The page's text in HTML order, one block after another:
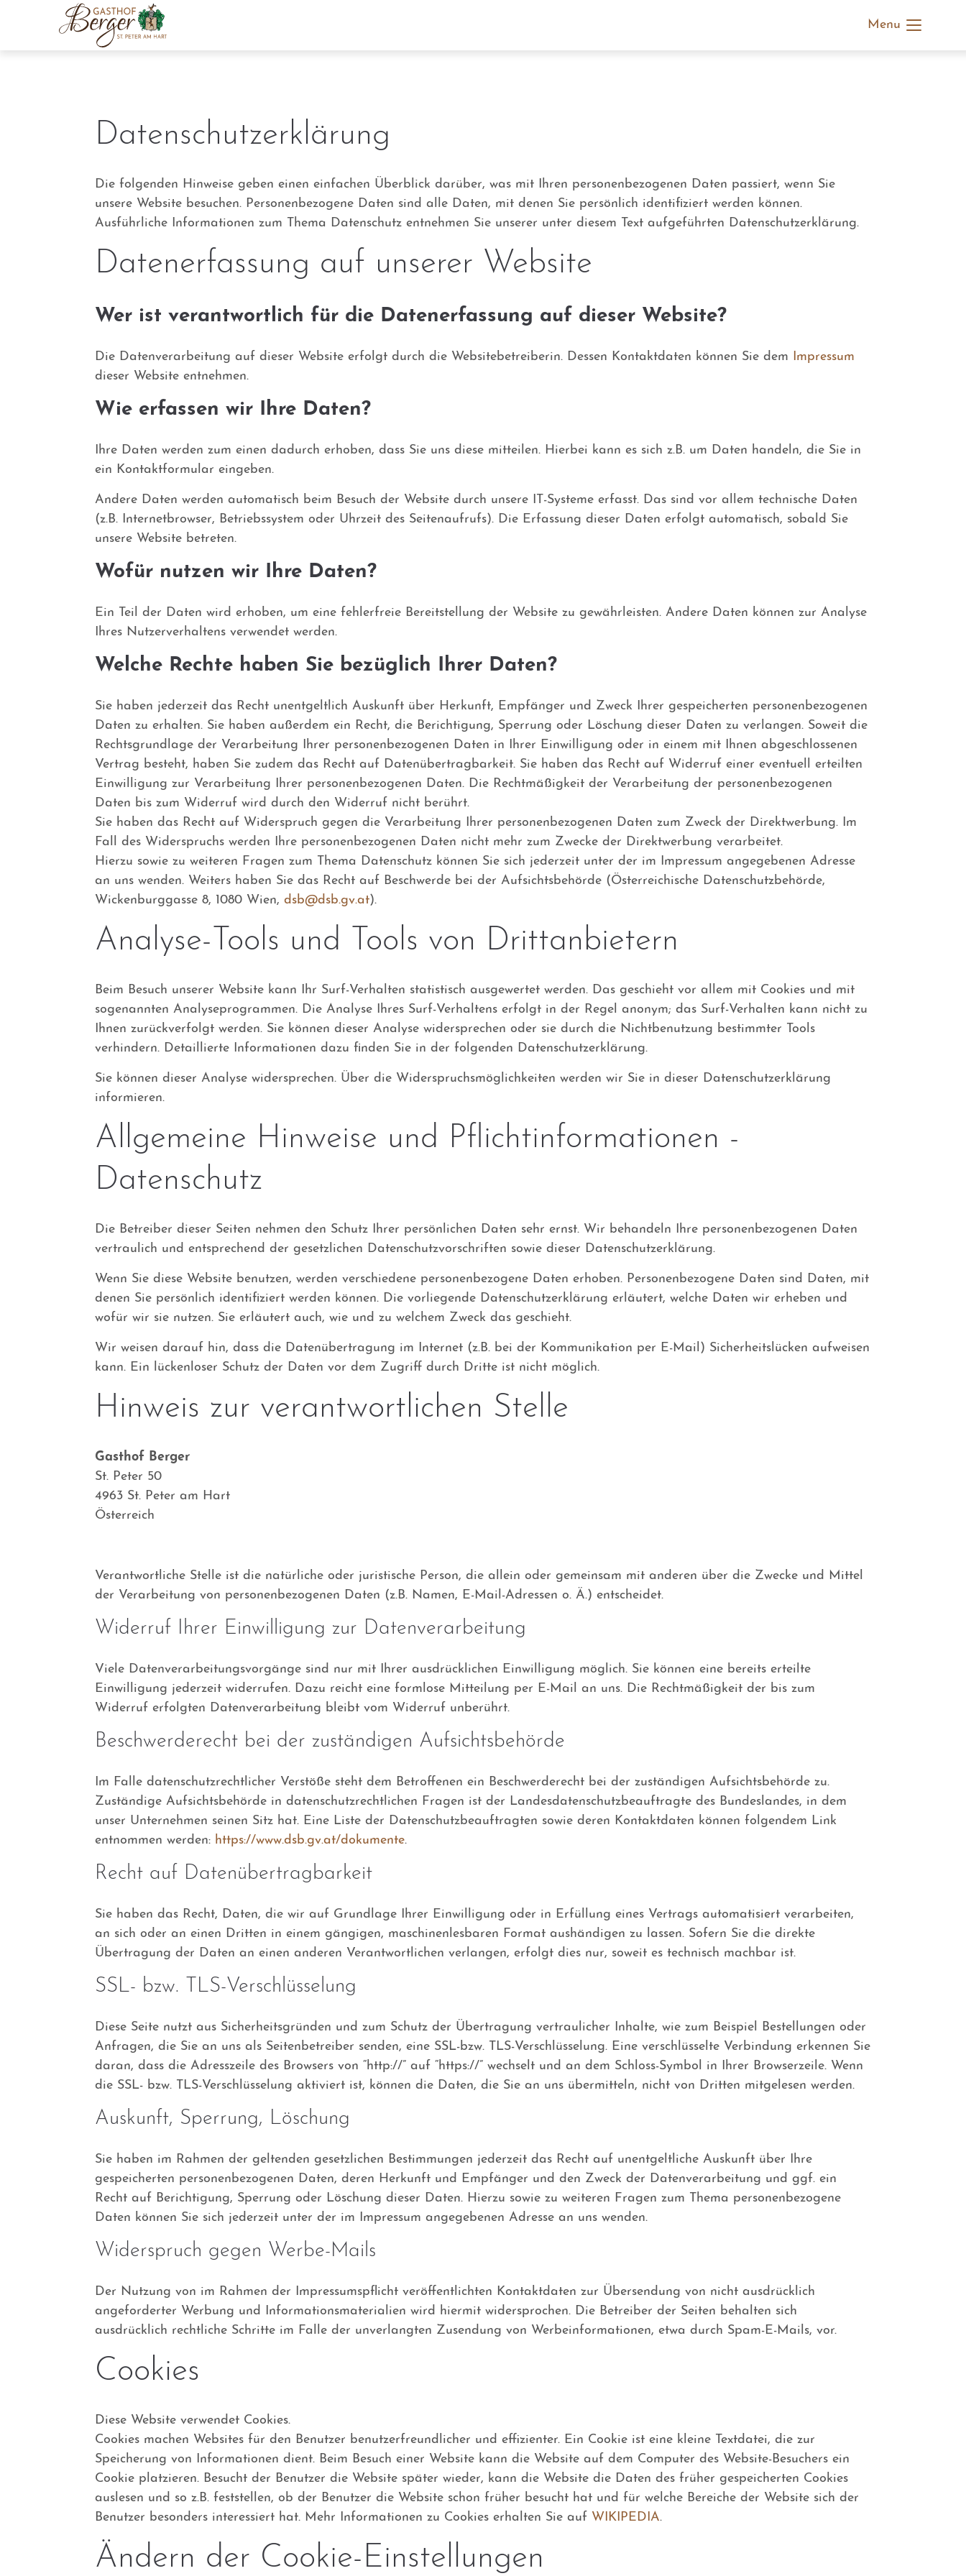
Der Eintrag "offcanvas-col1" existiert
Menu
Datenschutzerklärung
Die folgenden Hinweise geben einen einfachen Überblick darüber, was mit Ihren personenbezogenen Daten passiert, wenn Sie
unsere Website besuchen. Personenbezogene Daten sind alle Daten, mit denen Sie persönlich identifiziert werden können.
Ausführliche Informationen zum Thema Datenschutz entnehmen Sie unserer unter diesem Text aufgeführten Datenschutzerklärung.
Datenerfassung auf unserer Website
Wer ist verantwortlich für die Datenerfassung auf dieser Website?
Die Datenverarbeitung auf dieser Website erfolgt durch die Websitebetreiberin. Dessen Kontaktdaten können Sie dem Impressum
dieser Website entnehmen.
Wie erfassen wir Ihre Daten?
Ihre Daten werden zum einen dadurch erhoben, dass Sie uns diese mitteilen. Hierbei kann es sich z.B. um Daten handeln, die Sie in
ein Kontaktformular eingeben.
Andere Daten werden automatisch beim Besuch der Website durch unsere IT-Systeme erfasst. Das sind vor allem technische Daten
(z.B. Internetbrowser, Betriebssystem oder Uhrzeit des Seitenaufrufs). Die Erfassung dieser Daten erfolgt automatisch, sobald Sie
unsere Website betreten.
Wofür nutzen wir Ihre Daten?
Ein Teil der Daten wird erhoben, um eine fehlerfreie Bereitstellung der Website zu gewährleisten. Andere Daten können zur Analyse
Ihres Nutzerverhaltens verwendet werden.
Welche Rechte haben Sie bezüglich Ihrer Daten?
Sie haben jederzeit das Recht unentgeltlich Auskunft über Herkunft, Empfänger und Zweck Ihrer gespeicherten personenbezogenen
Daten zu erhalten. Sie haben außerdem ein Recht, die Berichtigung, Sperrung oder Löschung dieser Daten zu verlangen. Soweit die
Rechtsgrundlage der Verarbeitung Ihrer personenbezogenen Daten in Ihrer Einwilligung oder in einem mit Ihnen abgeschlossenen
Vertrag besteht, haben Sie zudem das Recht auf Datenübertragbarkeit. Sie haben das Recht auf Widerruf einer eventuell erteilten
Einwilligung zur Verarbeitung Ihrer personenbezogenen Daten. Die Rechtmäßigkeit der Verarbeitung der personenbezogenen
Daten bis zum Widerruf wird durch den Widerruf nicht berührt.
Sie haben das Recht auf Widerspruch gegen die Verarbeitung Ihrer personenbezogenen Daten zum Zweck der Direktwerbung. Im
Fall des Widerspruchs werden Ihre personenbezogenen Daten nicht mehr zum Zwecke der Direktwerbung verarbeitet.
Hierzu sowie zu weiteren Fragen zum Thema Datenschutz können Sie sich jederzeit unter der im Impressum angegebenen Adresse
an uns wenden. Weiters haben Sie das Recht auf Beschwerde bei der Aufsichtsbehörde (Österreichische Datenschutzbehörde,
Wickenburggasse 8, 1080 Wien, dsb@dsb.gv.at).
Analyse-Tools und Tools von Drittanbietern
Beim Besuch unserer Website kann Ihr Surf-Verhalten statistisch ausgewertet werden. Das geschieht vor allem mit Cookies und mit
sogenannten Analyseprogrammen. Die Analyse Ihres Surf-Verhaltens erfolgt in der Regel anonym; das Surf-Verhalten kann nicht zu
Ihnen zurückverfolgt werden. Sie können dieser Analyse widersprechen oder sie durch die Nichtbenutzung bestimmter Tools
verhindern. Detaillierte Informationen dazu finden Sie in der folgenden Datenschutzerklärung.
Sie können dieser Analyse widersprechen. Über die Widerspruchsmöglichkeiten werden wir Sie in dieser Datenschutzerklärung
informieren.
Allgemeine Hinweise und Pflichtinformationen -
Datenschutz
Die Betreiber dieser Seiten nehmen den Schutz Ihrer persönlichen Daten sehr ernst. Wir behandeln Ihre personenbezogenen Daten
vertraulich und entsprechend der gesetzlichen Datenschutzvorschriften sowie dieser Datenschutzerklärung.
Wenn Sie diese Website benutzen, werden verschiedene personenbezogene Daten erhoben. Personenbezogene Daten sind Daten, mit
denen Sie persönlich identifiziert werden können. Die vorliegende Datenschutzerklärung erläutert, welche Daten wir erheben und
wofür wir sie nutzen. Sie erläutert auch, wie und zu welchem Zweck das geschieht.
Wir weisen darauf hin, dass die Datenübertragung im Internet (z.B. bei der Kommunikation per E-Mail) Sicherheitslücken aufweisen
kann. Ein lückenloser Schutz der Daten vor dem Zugriff durch Dritte ist nicht möglich.
Hinweis zur verantwortlichen Stelle
Gasthof Berger
St. Peter 50
4963 St. Peter am Hart
Österreich
Verantwortliche Stelle ist die natürliche oder juristische Person, die allein oder gemeinsam mit anderen über die Zwecke und Mittel
der Verarbeitung von personenbezogenen Daten (z.B. Namen, E-Mail-Adressen o. Ä.) entscheidet.
Widerruf Ihrer Einwilligung zur Datenverarbeitung
Viele Datenverarbeitungsvorgänge sind nur mit Ihrer ausdrücklichen Einwilligung möglich. Sie können eine bereits erteilte
Einwilligung jederzeit widerrufen. Dazu reicht eine formlose Mitteilung per E-Mail an uns. Die Rechtmäßigkeit der bis zum
Widerruf erfolgten Datenverarbeitung bleibt vom Widerruf unberührt.
Beschwerderecht bei der zuständigen Aufsichtsbehörde
Im Falle datenschutzrechtlicher Verstöße steht dem Betroffenen ein Beschwerderecht bei der zuständigen Aufsichtsbehörde zu.
Zuständige Aufsichtsbehörde in datenschutzrechtlichen Fragen ist der Landesdatenschutzbeauftragte des Bundeslandes, in dem
unser Unternehmen seinen Sitz hat. Eine Liste der Datenschutzbeauftragten sowie deren Kontaktdaten können folgendem Link
entnommen werden: https://www.dsb.gv.at/dokumente.
Recht auf Datenübertragbarkeit
Sie haben das Recht, Daten, die wir auf Grundlage Ihrer Einwilligung oder in Erfüllung eines Vertrags automatisiert verarbeiten,
an sich oder an einen Dritten in einem gängigen, maschinenlesbaren Format aushändigen zu lassen. Sofern Sie die direkte
Übertragung der Daten an einen anderen Verantwortlichen verlangen, erfolgt dies nur, soweit es technisch machbar ist.
SSL- bzw. TLS-Verschlüsselung
Diese Seite nutzt aus Sicherheitsgründen und zum Schutz der Übertragung vertraulicher Inhalte, wie zum Beispiel Bestellungen oder
Anfragen, die Sie an uns als Seitenbetreiber senden, eine SSL-bzw. TLS-Verschlüsselung. Eine verschlüsselte Verbindung erkennen Sie
daran, dass die Adresszeile des Browsers von “http://” auf “https://” wechselt und an dem Schloss-Symbol in Ihrer Browserzeile. Wenn
die SSL- bzw. TLS-Verschlüsselung aktiviert ist, können die Daten, die Sie an uns übermitteln, nicht von Dritten mitgelesen werden.
Auskunft, Sperrung, Löschung
Sie haben im Rahmen der geltenden gesetzlichen Bestimmungen jederzeit das Recht auf unentgeltliche Auskunft über Ihre
gespeicherten personenbezogenen Daten, deren Herkunft und Empfänger und den Zweck der Datenverarbeitung und ggf. ein
Recht auf Berichtigung, Sperrung oder Löschung dieser Daten. Hierzu sowie zu weiteren Fragen zum Thema personenbezogene
Daten können Sie sich jederzeit unter der im Impressum angegebenen Adresse an uns wenden.
Widerspruch gegen Werbe-Mails
Der Nutzung von im Rahmen der Impressumspflicht veröffentlichten Kontaktdaten zur Übersendung von nicht ausdrücklich
angeforderter Werbung und Informationsmaterialien wird hiermit widersprochen. Die Betreiber der Seiten behalten sich
ausdrücklich rechtliche Schritte im Falle der unverlangten Zusendung von Werbeinformationen, etwa durch Spam-E-Mails, vor.
Cookies
Diese Website verwendet Cookies.
Cookies machen Websites für den Benutzer benutzerfreundlicher und effizienter. Ein Cookie ist eine kleine Textdatei, die zur
Speicherung von Informationen dient. Beim Besuch einer Website kann die Website auf dem Computer des Website-Besuchers ein
Cookie platzieren. Besucht der Benutzer die Website später wieder, kann die Website die Daten des früher gespeicherten Cookies
auslesen und so z.B. feststellen, ob der Benutzer die Website schon früher besucht hat und für welche Bereiche der Website sich der
Benutzer besonders interessiert hat. Mehr Informationen zu Cookies erhalten Sie auf WIKIPEDIA.
Ändern der Cookie-Einstellungen